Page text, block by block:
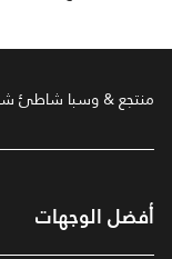
منتجع & وسبا شاطئ
أفضل الوجهات